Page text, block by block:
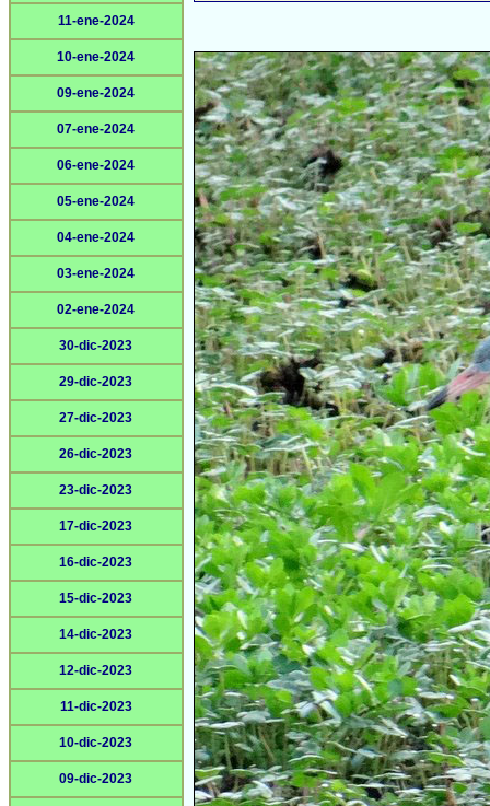
11-ene-2024
10-ene-2024
09-ene-2024
07-ene-2024
06-ene-2024
05-ene-2024
04-ene-2024
03-ene-2024
02-ene-2024
30-dic-2023
29-dic-2023
27-dic-2023
26-dic-2023
23-dic-2023
17-dic-2023
16-dic-2023
15-dic-2023
14-dic-2023
12-dic-2023
11-dic-2023
10-dic-2023
09-dic-2023